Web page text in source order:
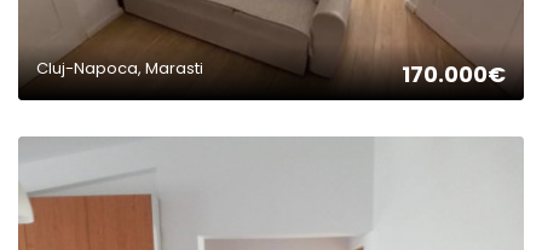
Cluj-Napoca, Marasti 170.000€